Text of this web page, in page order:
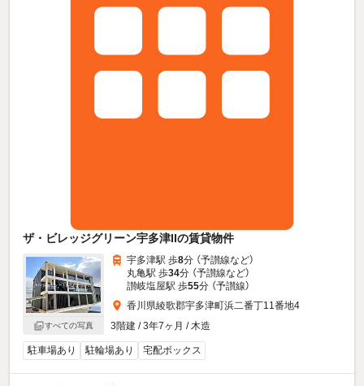
ザ・ビレッジグリーン宇多津IIの賃貸物件
すべての写真
宇多津駅 歩8分 （予讃線など）
丸亀駅 歩34分 （予讃線など）
讃岐塩屋駅 歩55分 （予讃線）
香川県綾歌郡宇多津町浜二番丁11番地4
3階建 / 3年7ヶ月 / 木造
駐車場あり 駐輪場あり 宅配ボックス